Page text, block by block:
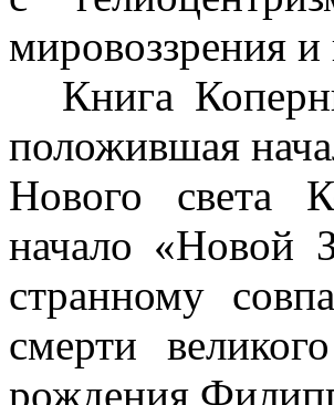
мировоззрения и
Книга
положившая
Нового света
начало «Новой
странному
смерти
рождения